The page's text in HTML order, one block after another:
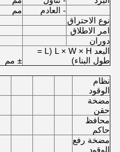
- العادم
مم
نوع الاحتراق
امر الاطلاق
دوران
البعد L × W × H (L =
طول البناء)
± مم
نظام
الوقود
مضخة
حقن
محافظ
حاكم
مضخة رفع
الوقود